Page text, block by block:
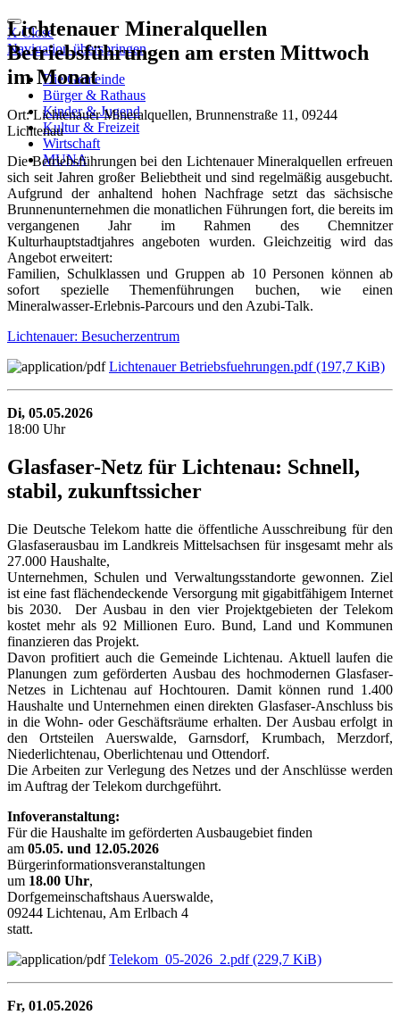
X Close
Navigation überspringen
Die Gemeinde
Bürger & Rathaus
Kinder & Jugend
Kultur & Freizeit
Wirtschaft
MUNA
Lichtenauer Mineralquellen
Betriebsführungen am ersten Mittwoch
im Monat
Ort: Lichtenauer Mineralquellen, Brunnenstraße 11, 09244
Lichtenau
Die Betriebsführungen bei den Lichtenauer Mineralquellen erfreuen
sich seit Jahren großer Beliebtheit und sind regelmäßig ausgebucht.
Aufgrund der anhaltend hohen Nachfrage setzt das sächsische
Brunnenunternehmen die monatlichen Führungen fort, die bereits im
vergangenen Jahr im Rahmen des Chemnitzer
Kulturhauptstadtjahres angeboten wurden. Gleichzeitig wird das
Angebot erweitert:
Familien, Schulklassen und Gruppen ab 10 Personen können ab
sofort spezielle Themenführungen buchen, wie einen
Mineralwasser-Erlebnis-Parcours und den Azubi-Talk.
Lichtenauer: Besucherzentrum
Lichtenauer Betriebsfuehrungen.pdf(197,7 KiB)
Di, 05.05.2026
18:00 Uhr
Glasfaser-Netz für Lichtenau: Schnell,
stabil, zukunftssicher
Die Deutsche Telekom hatte die öffentliche Ausschreibung für den
Glasfaserausbau im Landkreis Mittelsachsen für insgesamt mehr als
27.000 Haushalte,
Unternehmen, Schulen und Verwaltungsstandorte gewonnen. Ziel
ist eine fast flächendeckende Versorgung mit gigabitfähigem Internet
bis 2030. Der Ausbau in den vier Projektgebieten der Telekom
kostet mehr als 92 Millionen Euro. Bund, Land und Kommunen
finanzieren das Projekt.
Davon profitiert auch die Gemeinde Lichtenau. Aktuell laufen die
Planungen zum geförderten Ausbau des hochmodernen Glasfaser-
Netzes in Lichtenau auf Hochtouren. Damit können rund 1.400
Haushalte und Unternehmen einen direkten Glasfaser-Anschluss bis
in die Wohn- oder Geschäftsräume erhalten. Der Ausbau erfolgt in
den Ortsteilen Auerswalde, Garnsdorf, Krumbach, Merzdorf,
Niederlichtenau, Oberlichtenau und Ottendorf.
Die Arbeiten zur Verlegung des Netzes und der Anschlüsse werden
im Auftrag der Telekom durchgeführt.
Infoveranstaltung:
Für die Haushalte im geförderten Ausbaugebiet finden
am 05.05. und 12.05.2026
Bürgerinformationsveranstaltungen
um 18.00 Uhr,
Dorfgemeinschaftshaus Auerswalde,
09244 Lichtenau, Am Erlbach 4
statt.
Telekom_05-2026_2.pdf(229,7 KiB)
Fr, 01.05.2026